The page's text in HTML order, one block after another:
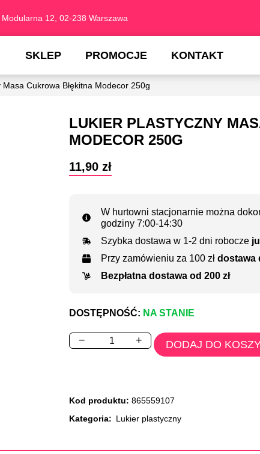
Modularna 12, 02-238 Warszawa
SKLEP PROMOCJE KONTAKT
Cukrowa Błękitna Modecor 250g
LUKIER PLASTYCZNY
MODECOR 250G
11,90 zł
W hurtowni stacjonarnie można
godziny 7:00-14:30
Szybka dostawa w 1-2 dni robocze
Przy zamówieniu za 100 zł dostawa
Bezpłatna dostawa od 200 zł
DOSTĘPNOŚĆ: NA STANIE
− + DODAJ DO
Kod produktu: 865559107
Kategoria: Lukier plastyczny